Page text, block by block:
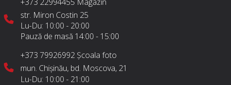
str. Miron Costin 25
Lu-Du: 10:00 - 20:00
Pauză de masă 14:00 - 15:00
+373 79926992 Școala foto
mun. Chișinău, bd. Moscova, 21
Lu-Du: 10:00 - 21:00